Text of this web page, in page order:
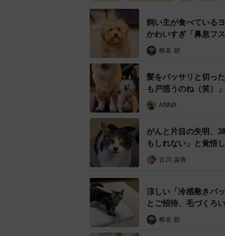
石川県珠洲
発見時、風さん（当時の名前はぷ
のか…。発見したつかねこ代表・安
護したいところでしたが、震災当初
ーさんに対して、もっと緊急度の高
得ませんでした。
飼い主が食べている
かわいすぎ「鼻息フ
椎名 碧
髪をバッサリと切っ
も戸惑うのね（笑）
ANNA
がんと片目の失明、
もしれない」と覚悟
古川 諭香
涼しい「冷感敷きパ
とご招待、毛づくろ
椎名 碧